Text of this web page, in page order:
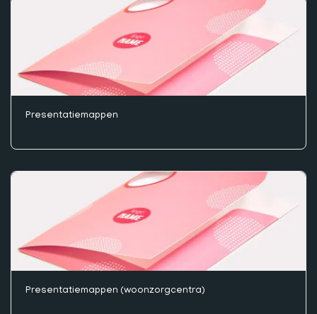
Presentatiemappen
Presentatiemappen (woonzorgcentra)